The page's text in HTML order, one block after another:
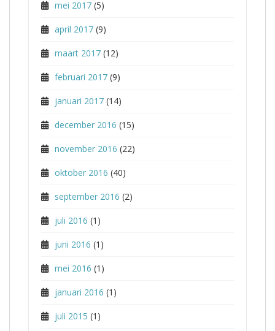
mei 2017 (5)
april 2017 (9)
maart 2017 (12)
februari 2017 (9)
januari 2017 (14)
december 2016 (15)
november 2016 (22)
oktober 2016 (40)
september 2016 (2)
juli 2016 (1)
juni 2016 (1)
mei 2016 (1)
januari 2016 (1)
juli 2015 (1)